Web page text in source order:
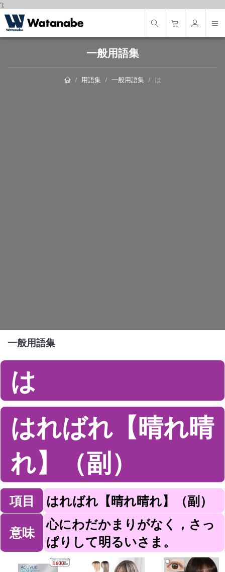
');
一般用語集
用語集 一般用語集 は
一般用語集
は
はればれ【晴れ晴
れ】（副）
項目
はればれ【晴れ晴れ】（副）
意味
心にわだかまりがなく，さっ
ぱりして明るいさま。